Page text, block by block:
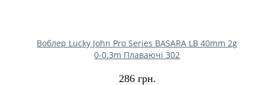
Воблер Lucky John Pro Series BASARA LB 40mm 2g
0-0.3m Плаваючі 302
286 грн.